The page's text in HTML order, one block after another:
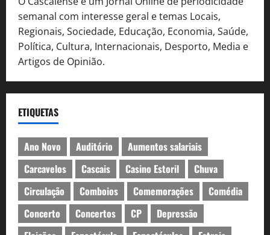
semanal com interesse geral e temas Locais,
Regionais, Sociedade, Educação, Economia, Saúde,
Política, Cultura, Internacionais, Desporto, Media e
Artigos de Opinião.
ETIQUETAS
Ano Novo Auditório
Aumentos salariais
Carcavelos
Cascais Casino Estoril
Chuva
Circulação
Comboios Comemorações
Comédia
Concerto
Concertos CP
Depressão